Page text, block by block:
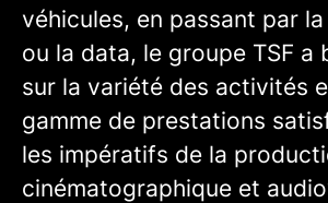
véhicules, en passant par
ou la data, le groupe TSF a
sur la variété des activités
gamme de prestations
les impératifs de la
cinématographique et